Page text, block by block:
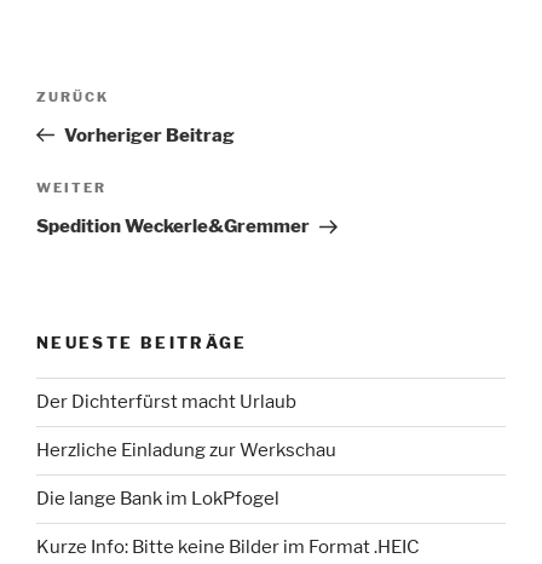
Beitragsnavigation
Vorheriger
Beitrag
ZURÜCK
Vorheriger Beitrag
Nächster
Beitrag
WEITER
Spedition Weckerle&Gremmer
NEUESTE BEITRÄGE
Der Dichterfürst macht Urlaub
Herzliche Einladung zur Werkschau
Die lange Bank im LokPfogel
Kurze Info: Bitte keine Bilder im Format .HEIC